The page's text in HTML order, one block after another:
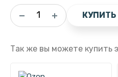
КУПИТЬ
Так же вы можете купить